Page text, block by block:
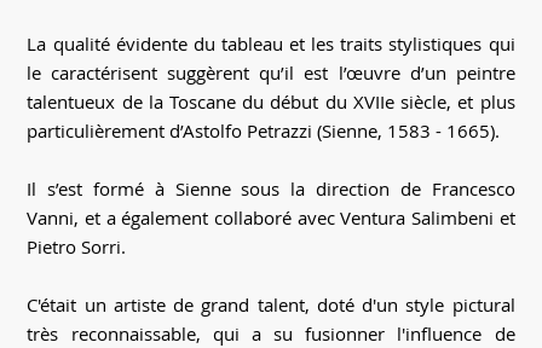
La qualité évidente du tableau et les traits stylistiques qui
le caractérisent suggèrent qu’il est l’œuvre d’un peintre
talentueux de la Toscane du début du XVIIe siècle, et plus
particulièrement d’Astolfo Petrazzi (Sienne, 1583 - 1665).
Il s’est formé à Sienne sous la direction de Francesco
Vanni, et a également collaboré avec Ventura Salimbeni et
Pietro Sorri.
C'était un artiste de grand talent, doté d'un style pictural
très reconnaissable, qui a su fusionner l'influence de